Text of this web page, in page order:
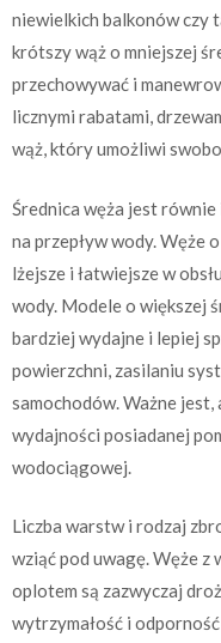
niewielkich balkonów czy
krótszy wąż o mniejszej
przechowywać i
licznymi rabatami,
wąż, który umożliwi
Średnica węża jest
na przepływ wody. Węże
lżejsze i łatwiejsze w
wody. Modele o większej
bardziej wydajne i lepiej
powierzchni, zasilaniu
samochodów. Ważne
wydajności posiadanej
wodociągowej.
Liczba warstw i rodzaj
wziąć pod uwagę. Węże z
oplotem są zazwyczaj
wytrzymałość i